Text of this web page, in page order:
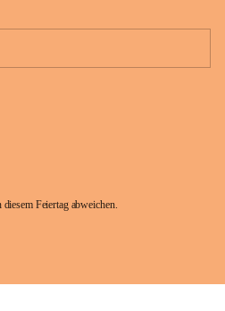
Feiertag abweichen.